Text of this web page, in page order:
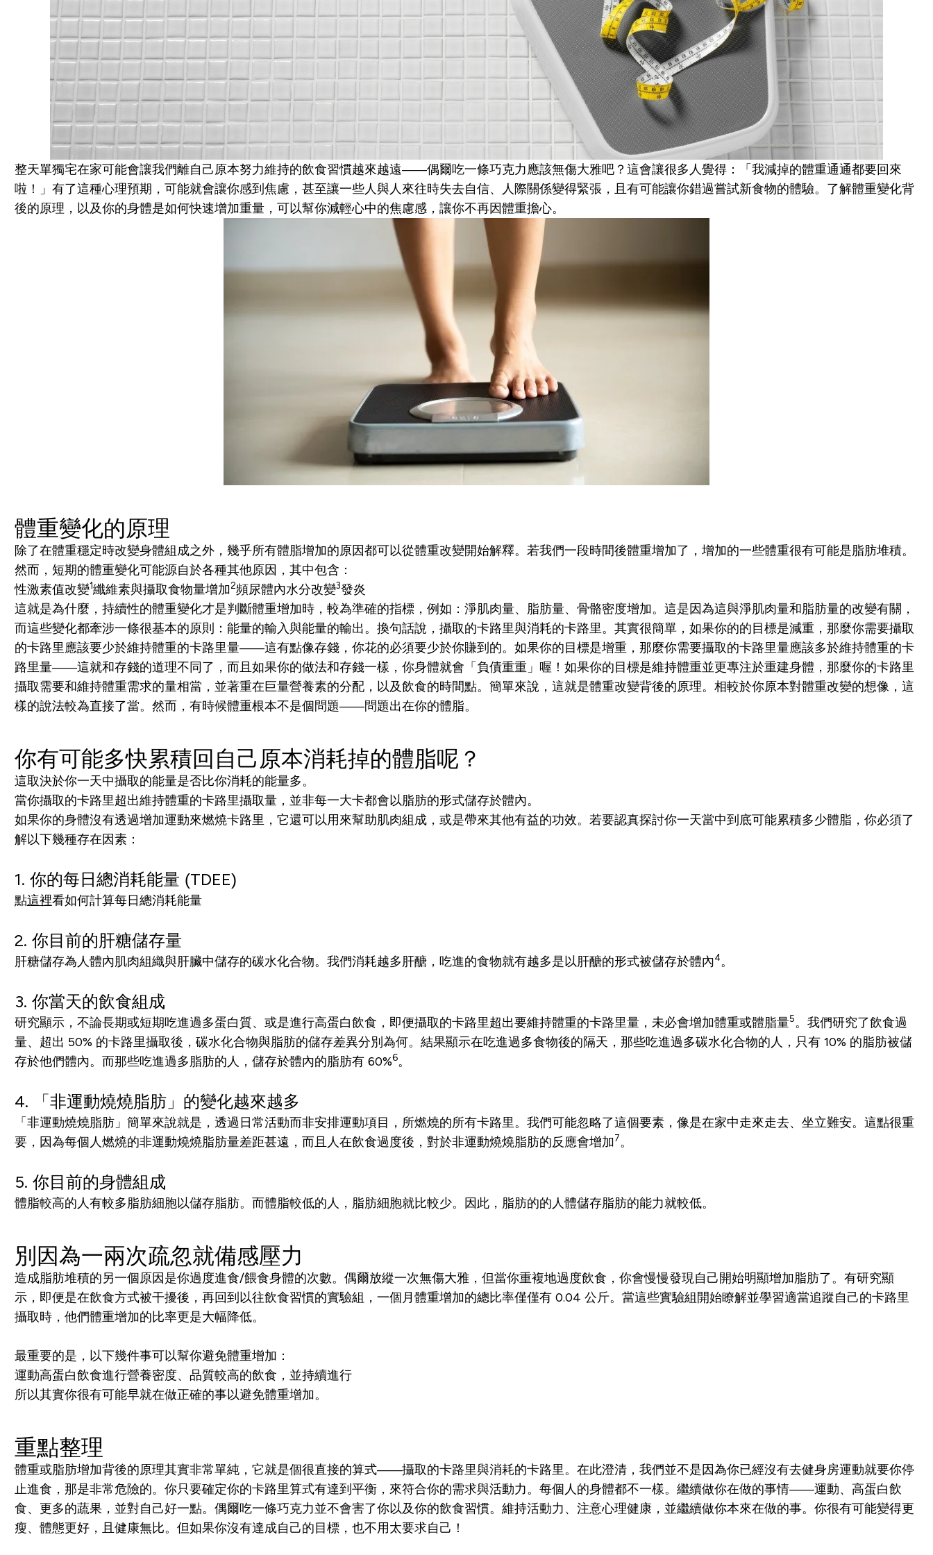
整天單獨宅在家可能會讓我們離自己原本努力維持的飲食習慣越來越遠——偶爾吃一條巧克力應該無傷大雅吧？ 這會讓很多人覺得：「我減掉的體重通通都要回來
啦！」 有了這種心理預期，可能就會讓你感到焦慮，甚至讓一些人與人來往時失去自信、人際關係變得緊張，且有可能讓你錯過嘗試新食物的體驗。 了解體重變化背
後的原理，以及你的身體是如何快速增加重量，可以幫你減輕心中的焦慮感，讓你不再因體重擔心。
體重變化的原理
除了在體重穩定時改變身體組成之外，幾乎所有體脂增加的原因都可以從體重改變開始解釋。 若我們一段時間後體重增加了，增加的一些體重很有可能是脂肪堆積。
然而，短期的體重變化可能源自於各種其他原因，其中包含：
性激素值改變1纖維素與攝取食物量增加2頻尿體內水分改變3發炎
這就是為什麼，持續性的體重變化才是判斷體重增加時，較為準確的指標，例如：淨肌肉量、脂肪量、骨骼密度增加。 這是因為這與淨肌肉量和脂肪量的改變有關，
而這些變化都牽涉一條很基本的原則：能量的輸入與能量的輸出。換句話說，攝取的卡路里與消耗的卡路里。 其實很簡單，如果你的的目標是減重，那麼你需要攝取
的卡路里應該要少於維持體重的卡路里量——這有點像存錢，你花的必須要少於你賺到的。 如果你的目標是增重，那麼你需要攝取的卡路里量應該多於維持體重的卡
路里量——這就和存錢的道理不同了，而且如果你的做法和存錢一樣，你身體就會「負債重重」喔！ 如果你的目標是維持體重並更專注於重建身體，那麼你的卡路里
攝取需要和維持體重需求的量相當，並著重在巨量營養素的分配，以及飲食的時間點。 簡單來說，這就是體重改變背後的原理。相較於你原本對體重改變的想像，這
樣的說法較為直接了當。然而，有時候體重根本不是個問題——問題出在你的體脂。
你有可能多快累積回自己原本消耗掉的體脂呢？
這取決於你一天中攝取的能量是否比你消耗的能量多。
當你攝取的卡路里超出維持體重的卡路里攝取量，並非每一大卡都會以脂肪的形式儲存於體內。
如果你的身體沒有透過增加運動來燃燒卡路里，它還可以用來幫助肌肉組成，或是帶來其他有益的功效。 若要認真探討你一天當中到底可能累積多少體脂，你必須了
解以下幾種存在因素：
1. 你的每日總消耗能量 (TDEE)
點這裡看如何計算每日總消耗能量
2. 你目前的肝糖儲存量
肝糖儲存為人體內肌肉組織與肝臟中儲存的碳水化合物。我們消耗越多肝醣，吃進的食物就有越多是以肝醣的形式被儲存於體內4。
3. 你當天的飲食組成
研究顯示，不論長期或短期吃進過多蛋白質、或是進行高蛋白飲食，即便攝取的卡路里超出要維持體重的卡路里量，未必會增加體重或體脂量5。 我們研究了飲食過
量、超出 50% 的卡路里攝取後，碳水化合物與脂肪的儲存差異分別為何。結果顯示在吃進過多食物後的隔天，那些吃進過多碳水化合物的人，只有 10% 的脂肪被儲
存於他們體內。而那些吃進過多脂肪的人，儲存於體內的脂肪有 60%6。
4. 「非運動燒燒脂肪」的變化越來越多
「非運動燒燒脂肪」簡單來說就是，透過日常活動而非安排運動項目，所燃燒的所有卡路里。我們可能忽略了這個要素，像是在家中走來走去、坐立難安。 這點很重
要，因為每個人燃燒的非運動燒燒脂肪量差距甚遠，而且人在飲食過度後，對於非運動燒燒脂肪的反應會增加7。
5. 你目前的身體組成
體脂較高的人有較多脂肪細胞以儲存脂肪。而體脂較低的人，脂肪細胞就比較少。因此，脂肪的的人體儲存脂肪的能力就較低。
別因為一兩次疏忽就備感壓力
造成脂肪堆積的另一個原因是你過度進食/餵食身體的次數。 偶爾放縱一次無傷大雅，但當你重複地過度飲食，你會慢慢發現自己開始明顯增加脂肪了。 有研究顯
示，即便是在飲食方式被干擾後，再回到以往飲食習慣的實驗組，一個月體重增加的總比率僅僅有 0.04 公斤。 當這些實驗組開始瞭解並學習適當追蹤自己的卡路里
攝取時，他們體重增加的比率更是大幅降低。
最重要的是，以下幾件事可以幫你避免體重增加：
運動高蛋白飲食進行營養密度、品質較高的飲食，並持續進行
所以其實你很有可能早就在做正確的事以避免體重增加。
重點整理
體重或脂肪增加背後的原理其實非常單純，它就是個很直接的算式——攝取的卡路里與消耗的卡路里。 在此澄清，我們並不是因為你已經沒有去健身房運動就要你停
止進食，那是非常危險的。你只要確定你的卡路里算式有達到平衡，來符合你的需求與活動力。每個人的身體都不一樣。 繼續做你在做的事情——運動、高蛋白飲
食、更多的蔬果，並對自己好一點。偶爾吃一條巧克力並不會害了你以及你的飲食習慣。 維持活動力、注意心理健康，並繼續做你本來在做的事。你很有可能變得更
瘦、體態更好，且健康無比。但如果你沒有達成自己的目標，也不用太要求自己！